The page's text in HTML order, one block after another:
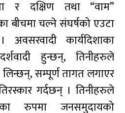
र दक्षिण तथा “वाम”
बीचमा चल्ने संघर्षको एउटा
अवसरवादी कार्यदिशाका
हुन्छन्, तिनीहरुले
लिन्छन्, सम्पूर्ण तागत लगाएर
गर्दछन् । तिनीहरुले
रुपमा जनसमुदायको